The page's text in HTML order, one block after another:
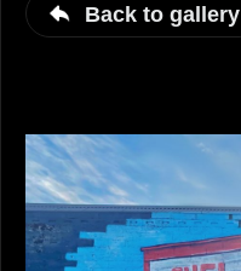
Back to gallery